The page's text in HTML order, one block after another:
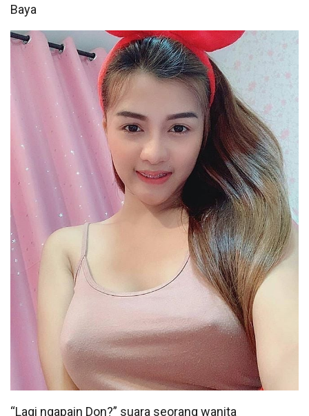
Baya
“Lagi ngapain Don?” suara seorang wanita